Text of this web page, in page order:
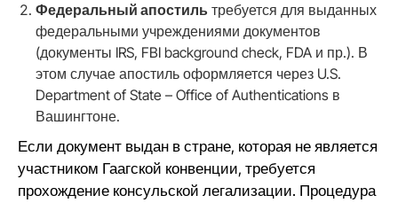
Федеральный апостиль требуется для выданных
федеральными учреждениями документов
(документы IRS, FBI background check, FDA и пр.). В
этом случае апостиль оформляется через U.S.
Department of State – Office of Authentications в
Вашингтоне.
Если документ выдан в стране, которая не является
участником Гаагской конвенции, требуется
прохождение консульской легализации. Процедура